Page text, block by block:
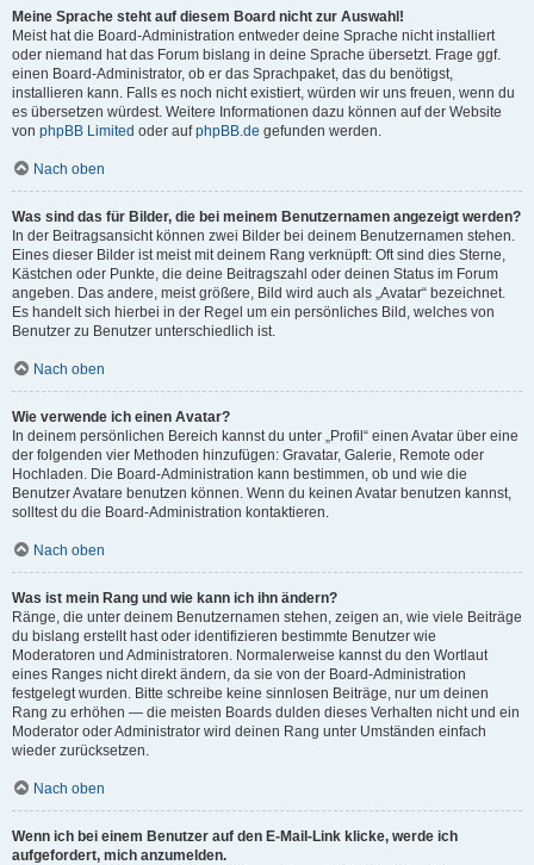
Meine Sprache steht auf diesem Board nicht zur Auswahl!
Meist hat die Board-Administration entweder deine Sprache nicht installiert
oder niemand hat das Forum bislang in deine Sprache übersetzt. Frage ggf.
einen Board-Administrator, ob er das Sprachpaket, das du benötigst,
installieren kann. Falls es noch nicht existiert, würden wir uns freuen, wenn du
es übersetzen würdest. Weitere Informationen dazu können auf der Website
von phpBB Limited oder aufphpBB.de gefunden werden.
Nach oben
Was sind das für Bilder, die bei meinem Benutzernamen angezeigt werden?
In der Beitragsansicht können zwei Bilder bei deinem Benutzernamen stehen.
Eines dieser Bilder ist meist mit deinem Rang verknüpft: Oft sind dies Sterne,
Kästchen oder Punkte, die deine Beitragszahl oder deinen Status im Forum
angeben. Das andere, meist größere, Bild wird auch als „Avatar“ bezeichnet.
Es handelt sich hierbei in der Regel um ein persönliches Bild, welches von
Benutzer zu Benutzer unterschiedlich ist.
Nach oben
Wie verwende ich einen Avatar?
In deinem persönlichen Bereich kannst du unter „Profil“ einen Avatar über eine
der folgenden vier Methoden hinzufügen: Gravatar, Galerie, Remote oder
Hochladen. Die Board-Administration kann bestimmen, ob und wie die
Benutzer Avatare benutzen können. Wenn du keinen Avatar benutzen kannst,
solltest du die Board-Administration kontaktieren.
Nach oben
Was ist mein Rang und wie kann ich ihn ändern?
Ränge, die unter deinem Benutzernamen stehen, zeigen an, wie viele Beiträge
du bislang erstellt hast oder identifizieren bestimmte Benutzer wie
Moderatoren und Administratoren. Normalerweise kannst du den Wortlaut
eines Ranges nicht direkt ändern, da sie von der Board-Administration
festgelegt wurden. Bitte schreibe keine sinnlosen Beiträge, nur um deinen
Rang zu erhöhen — die meisten Boards dulden dieses Verhalten nicht und ein
Moderator oder Administrator wird deinen Rang unter Umständen einfach
wieder zurücksetzen.
Nach oben
Wenn ich bei einem Benutzer auf den E-Mail-Link klicke, werde ich
aufgefordert, mich anzumelden.